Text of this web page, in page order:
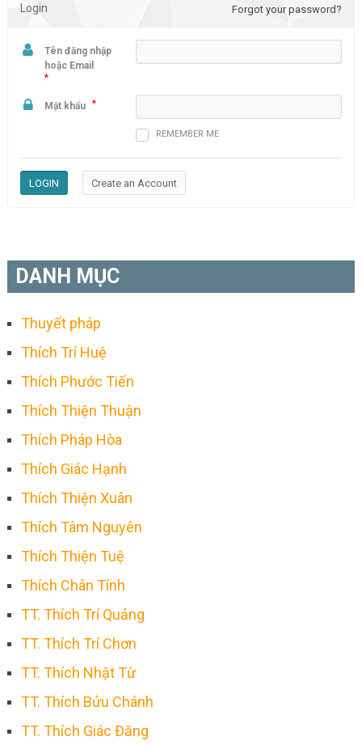
Login Forgot your password?
Tên đăng nhập
hoặc Email
*
Mật khẩu *
REMEMBER ME
DANH MỤC
Thuyết pháp
Thích Trí Huệ
Thích Phước Tiến
Thích Thiện Thuận
Thích Pháp Hòa
Thích Giác Hạnh
Thích Thiện Xuân
Thích Tâm Nguyên
Thích Thiện Tuệ
Thích Chân Tính
TT. Thích Trí Quảng
TT. Thích Trí Chơn
TT. Thích Nhật Từ
TT. Thích Bửu Chánh
TT. Thích Giác Đăng